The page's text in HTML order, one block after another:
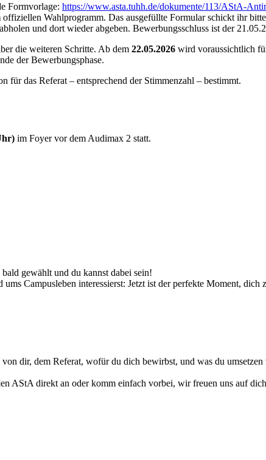
Formvorlage: https://www.asta.tuhh.de/dokumente/113/AStA-
Wahlprogramm. Das ausgefüllte Formular schickt ihr
abholen und dort wieder abgeben. Bewerbungsschluss ist der
die weiteren Schritte. Ab dem 22.05.2026 wird voraussichtlich
der Bewerbungsphase.
für das Referat – entsprechend der Stimmenzahl – bestimmt.
im Foyer vor dem Audimax 2 statt.
gewählt und du kannst dabei sein!
Campusleben interessierst: Jetzt ist der perfekte Moment, dich
dir, dem Referat, wofür du dich bewirbst, und was du
AStA direkt an oder komm einfach vorbei, wir freuen uns auf